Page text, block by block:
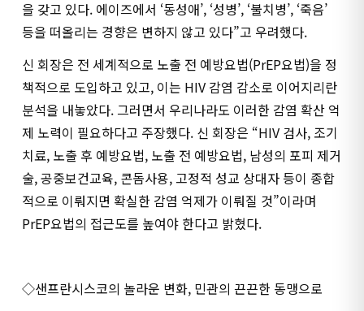
을 갖고 있다. 에이즈에서 ‘동성애’, ‘성병’, ‘불치병’, ‘죽음’
등을 떠올리는 경향은 변하지 않고 있다”고 우려했다.
신 회장은 전 세계적으로 노출 전 예방요법(PrEP요법)을 정
책적으로 도입하고 있고, 이는 HIV 감염 감소로 이어지리란
분석을 내놓았다. 그러면서 우리나라도 이러한 감염 확산 억
제 노력이 필요하다고 주장했다. 신 회장은 “HIV 검사, 조기
치료, 노출 후 예방요법, 노출 전 예방요법, 남성의 포피 제거
술, 공중보건교육, 콘돔사용, 고정적 성교 상대자 등이 종합
적으로 이뤄지면 확실한 감염 억제가 이뤄질 것”이라며
PrEP요법의 접근도를 높여야 한다고 밝혔다.
◇샌프란시스코의 놀라운 변화, 민관의 끈끈한 동맹으로